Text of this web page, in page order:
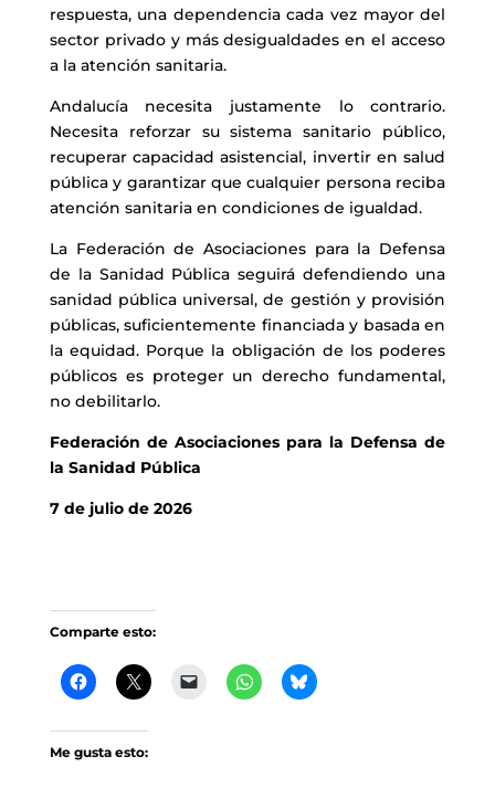
respuesta, una dependencia cada vez mayor del
sector privado y más desigualdades en el acceso
a la atención sanitaria.
Andalucía necesita justamente lo contrario.
Necesita reforzar su sistema sanitario público,
recuperar capacidad asistencial, invertir en salud
pública y garantizar que cualquier persona reciba
atención sanitaria en condiciones de igualdad.
La Federación de Asociaciones para la Defensa
de la Sanidad Pública seguirá defendiendo una
sanidad pública universal, de gestión y provisión
públicas, suficientemente financiada y basada en
la equidad. Porque la obligación de los poderes
públicos es proteger un derecho fundamental,
no debilitarlo.
Federación de Asociaciones para la Defensa de
la Sanidad Pública
7 de julio de 2026
Comparte esto:
Me gusta esto: